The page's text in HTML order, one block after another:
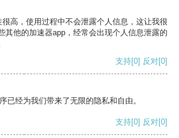
高，使用过程中不会泄露个人信息，这让我很
其他的加速器app，经常会出现个人信息泄露的
支持[0] 反对[0]
已经为我们带来了无限的隐私和自由。
支持[0] 反对[0]